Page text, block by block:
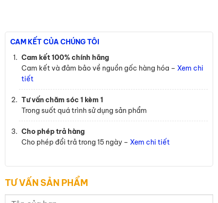
CAM KẾT CỦA CHÚNG TÔI
Cam kết 100% chính hãng
Cam kết và đảm bảo về nguồn gốc hàng hóa – Xem chi
tiết
Tư vấn chăm sóc 1 kèm 1
Trong suốt quá trình sử dụng sản phẩm
Cho phép trả hàng
Cho phép đổi trả trong 15 ngày – Xem chi tiết
TƯ VẤN SẢN PHẨM